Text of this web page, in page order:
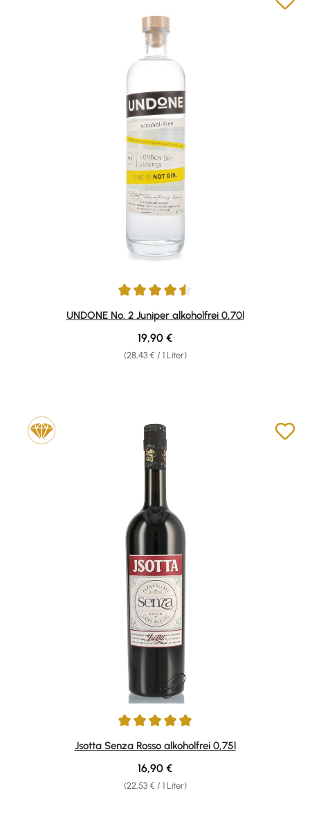
Durchschnittliche Bewertung von 4.53 von 5 Sternen
UNDONE No. 2 Juniper alkoholfrei 0,70l
(28,43 € / 1 Liter)
Regulärer Preis:
19,90 €
Durchschnittliche Bewertung von 5 von 5 Sternen
Jsotta Senza Rosso alkoholfrei 0,75l
(22,53 € / 1 Liter)
Regulärer Preis:
16,90 €